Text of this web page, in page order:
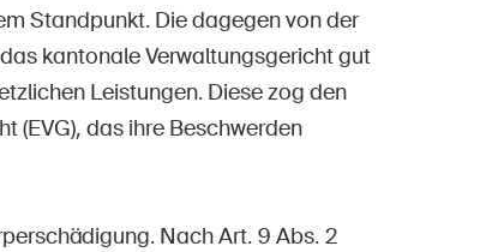
Standpunkt. Die dagegen von der
kantonale Verwaltungsgericht gut
Leistungen. Diese zog den
(EVG), das ihre Beschwerden
Nach Art. 9 Abs. 2